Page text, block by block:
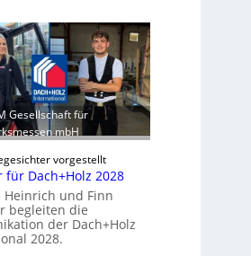
i
k
b
e
r
e
i
c
h
g
e
r
S
t
a
b
i
l
e
s
G
e
Gesellschaft für
mbH
vorgestellt
für Dach+Holz 2028
Heinrich und Finn
begleiten die
der Dach+Holz
2028.